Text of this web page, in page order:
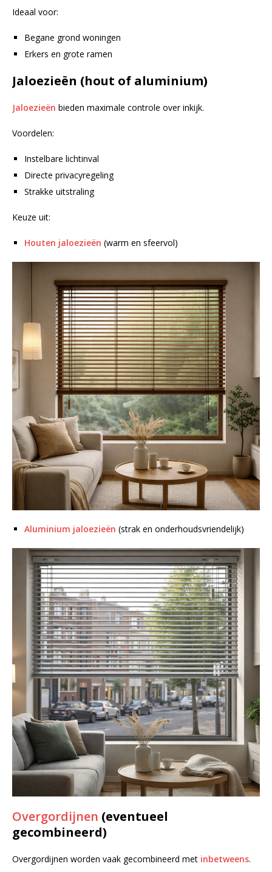
Ideaal voor:
Begane grond woningen
Erkers en grote ramen
Jaloezieën (hout of aluminium)
Jaloezieën bieden maximale controle over inkijk.
Voordelen:
Instelbare lichtinval
Directe privacyregeling
Strakke uitstraling
Keuze uit:
Houten jaloezieën (warm en sfeervol)
Aluminium jaloezieën (strak en onderhoudsvriendelijk)
Overgordijnen (eventueel
gecombineerd)
Overgordijnen worden vaak gecombineerd met inbetweens.